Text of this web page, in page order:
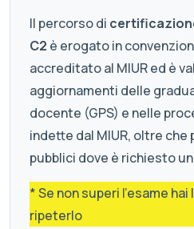
Il percorso di
C2 è erogato in
accreditato al MIUR ed è
aggiornamenti delle
docente (GPS) e nelle
indette dal MIUR, oltre che
pubblici dove è richiesto un
* Se non superi l'esame
ripeterlo